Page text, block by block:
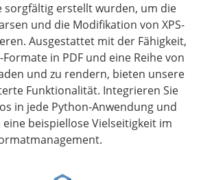
sorgfältig erstellt wurden, um die
und die Modifikation von XPS-
Ausgestattet mit der Fähigkeit,
Formate in PDF und eine Reihe von
und zu rendern, bieten unsere
Funktionalität. Integrieren Sie
in jede Python-Anwendung und
eine beispiellose Vielseitigkeit im